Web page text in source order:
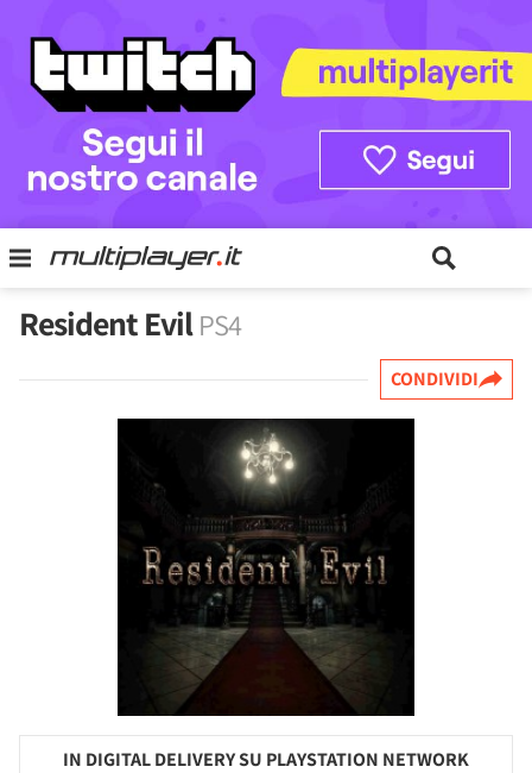
Resident EvilPS4
CONDIVIDI
IN DIGITAL DELIVERY SU PLAYSTATION NETWORK